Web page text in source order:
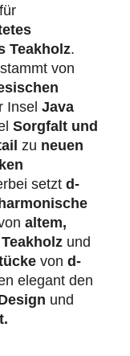
Teakholz.
stammt von
Insel Java
Sorgfalt und
zu neuen
setzt d-
altem,
und
von d-
elegant den
und